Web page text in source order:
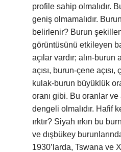
profile sahip olmalıdır.
geniş olmamalıdır.
belirlenir? Burun
görüntüsünü etkileyen
açılar vardır; alın-burun
açısı, burun-çene açısı,
kulak-burun büyüklük
oranı gibi. Bu oranlar
dengeli olmalıdır. Hafif
ırktır? Siyah ırkın bu
ve dışbükey
1930’larda, Tswana ve